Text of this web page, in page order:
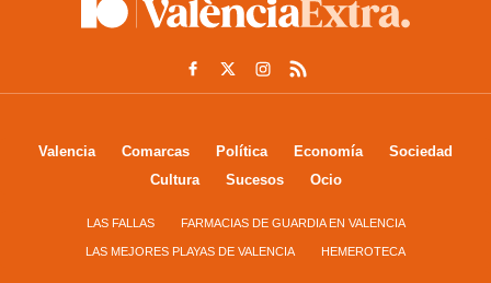
Valencia Comarcas Política Economía
Sociedad
Cultura
Sucesos Ocio
LAS FALLAS FARMACIAS DE GUARDIA EN VALENCIA
LAS MEJORES PLAYAS DE VALENCIA HEMEROTECA